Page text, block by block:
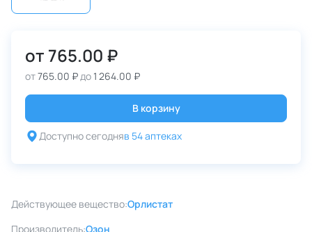
от 765.00 ₽
от765.00 ₽до1 264.00 ₽
В корзину
Доступно сегодняв 54 аптеках
Действующее вещество:Орлистат
Производитель:Озон